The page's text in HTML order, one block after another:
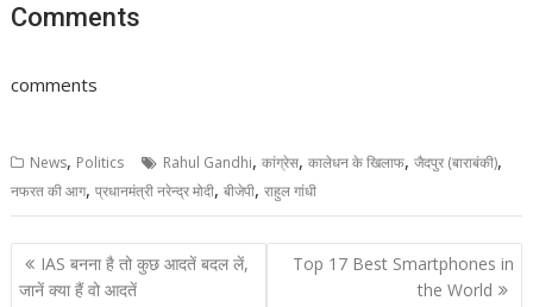
Comments
comments
News, Politics Rahul Gandhi,कांग्रेस,कालेधन के खिलाफ,जैदपुर (बाराबंकी),
नफरत की आग,प्रधानमंत्री नरेन्द्र मोदी,बीजेपी,राहुल गांधी
Post
navigation
IAS बनना है तो कुछ आदतें बदल लें,
जानें क्या हैं वो आदतें
Top 17 Best Smartphones in
the World